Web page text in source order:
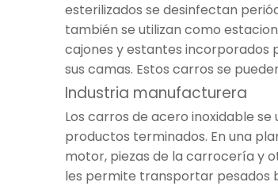
esterilizados se desinfectan
también se utilizan como
cajones y estantes incorporados
sus camas. Estos carros se
Industria manufacturera
Los carros de acero inoxidable
productos terminados. En una
motor, piezas de la carrocería y
les permite transportar pesados